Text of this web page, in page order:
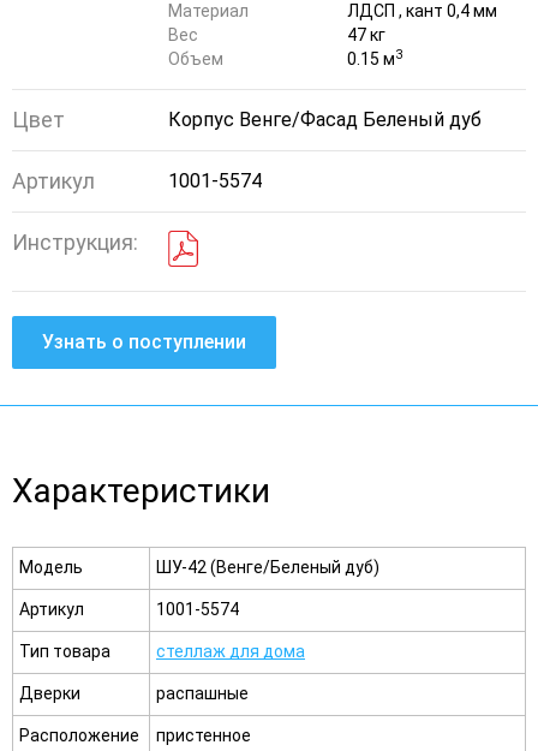
Материал
ЛДСП , кант 0,4 мм
Вес
47 кг
Объем
0.15 м3
Цвет Корпус Венге/Фасад Беленый дуб
Артикул 1001-5574
Инструкция:
Узнать о поступлении
Характеристики
Модель ШУ-42 (Венге/Беленый дуб)
Артикул 1001-5574
Тип товара стеллаж для дома
Дверки распашные
Расположение пристенное